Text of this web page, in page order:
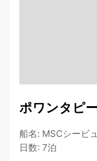
ポワンタピ
船名: MSCシービ
日数: 7泊